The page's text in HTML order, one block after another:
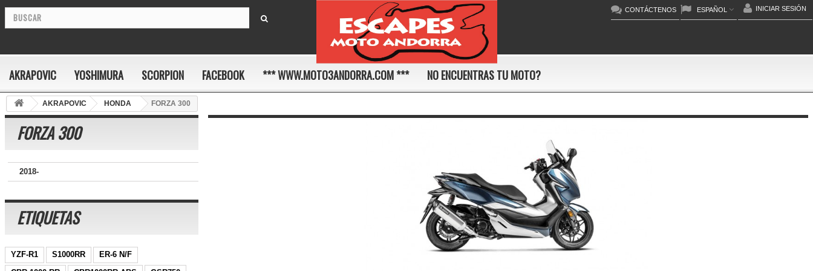
INICIAR SESIÓN
ESPAÑOL
CONTÁCTENOS
AKRAPOVIC YOSHIMURA SCORPION FACEBOOK *** WWW.MOTO3ANDORRA.COM *** NO ENCUENTRAS TU MOTO?
AKRAPOVIC HONDA FORZA 300
FORZA 300
2018-
ETIQUETAS
YZF-R1 S1000RR
ER-6 N/F